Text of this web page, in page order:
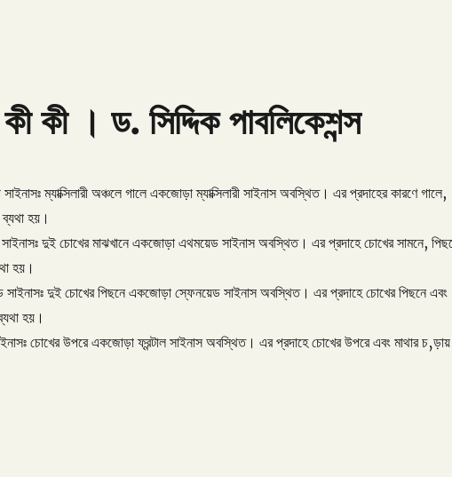
কী । ড. সিদ্দিক পাবলিকেশন্স
সাইনাসঃ ম্যাক্সিলারী অঞ্চলে গালে একজোড়া ম্যাক্সিলারী সাইনাস অবস্থিত। এর প্রদাহের কারণে গালে,
হয়।
দুই চোখের মাঝখানে একজোড়া এথময়েড সাইনাস অবস্থিত। এর প্রদাহে চোখের সামনে,
হয়।
দুই চোখের পিছনে একজোড়া স্ফেনয়েড সাইনাস অবস্থিত। এর প্রদাহে চোখের পিছনে এবং
হয়।
চোখের উপরে একজোড়া ফ্রন্টাল সাইনাস অবস্থিত। এর প্রদাহে চোখের উপরে এবং মাথার চ‚ড়ায়